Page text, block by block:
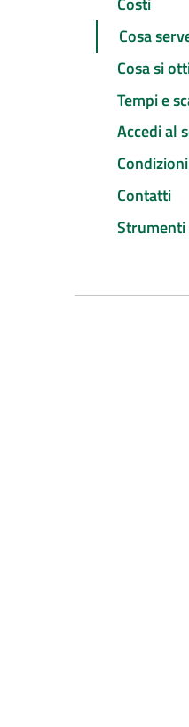
Cosa
Cosa si
Tempi e
Accedi al
Contatti